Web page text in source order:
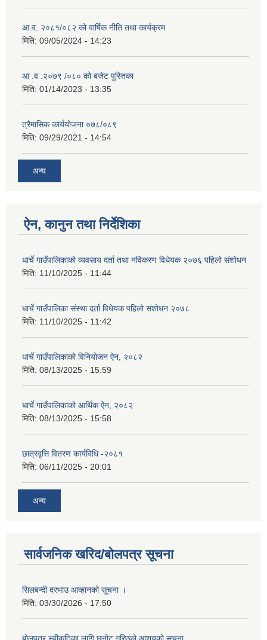
आ.व. २०८१/०८२ को वार्षिक नीति तथा कार्यक्रम
मिति: 09/05/2024 - 14:23
आ .व .२०७९ /०८० को बजेट पुस्तिका
मिति: 01/14/2023 - 13:35
त्रैमासिक कार्ययोजना ०७८/०८९
मिति: 09/29/2021 - 14:54
अन्य
ऐन, कानुन तथा निर्देशिका
धार्चे गाउँपालिकाको व्यवसाय दर्ता तथा नविकरण विधेयक २०७६ पहिलो संशोधन
मिति: 11/10/2025 - 11:44
धार्चे गाउँपालिका संस्था दर्ता विधेयक पहिलो संशोधन २०७८
मिति: 11/10/2025 - 11:42
धार्चे गाउँपालिकाको विनियोजन ऐन, २०८२
मिति: 08/13/2025 - 15:59
धार्चे गाउँपालिकाको आर्थिक ऐन, २०८२
मिति: 08/13/2025 - 15:58
छात्रवृत्ति वितरण कार्यविधि -२०८१
मिति: 06/11/2025 - 20:01
अन्य
सार्वजनिक खरिद/बोलपत्र सूचना
सिलबन्दी दरभाउ आव्हानको सूचना ।
मिति: 03/30/2026 - 17:50
बोलपत्र स्वीकृतिका लागि छनोट गरिएको आशयको सूचना